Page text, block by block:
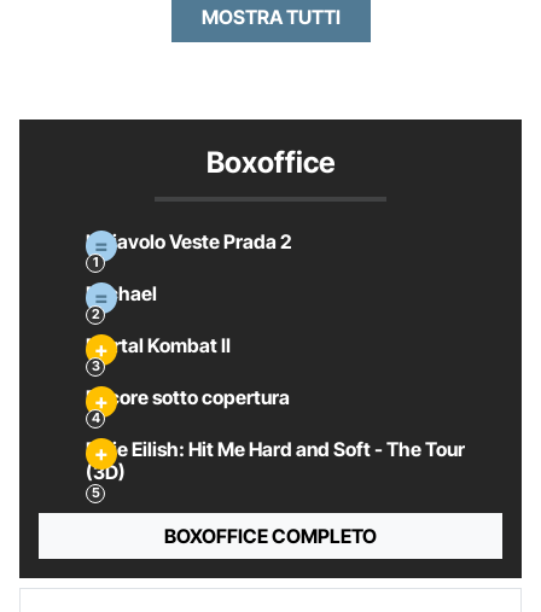
MOSTRA TUTTI
Boxoffice
Il Diavolo Veste Prada 2
Michael
Mortal Kombat II
Pecore sotto copertura
Billie Eilish: Hit Me Hard and Soft - The Tour
(3D)
BOXOFFICE COMPLETO